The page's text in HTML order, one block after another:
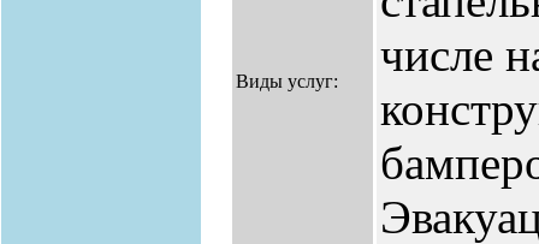
Виды услуг:
числе